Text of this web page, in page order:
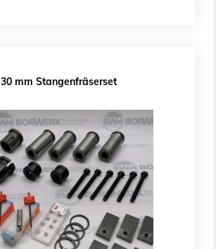
30 mm Stangenfräserset